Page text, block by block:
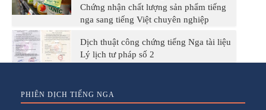
Chứng nhận chất lượng sản phẩm tiếng
nga sang tiếng Việt chuyên nghiệp
Dịch thuật công chứng tiếng Nga tài liệu
Lý lịch tư pháp số 2
PHIÊN DỊCH TIẾNG NGA